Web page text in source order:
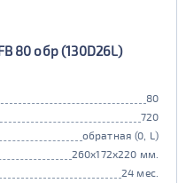
80 обр (130D26L)
80
720
обратная (0, L)
260x172x220 мм.
24 мес.